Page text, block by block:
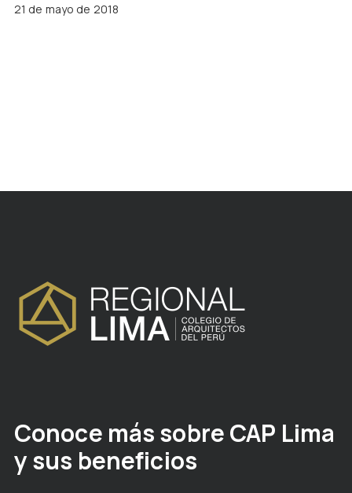
21 de mayo de 2018
Conoce más sobre CAP Lima
y sus beneficios